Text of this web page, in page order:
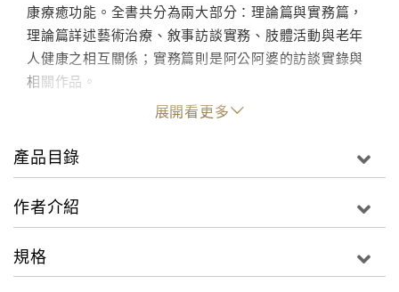
康療癒功能。全書共分為兩大部分：理論篇與實務篇，
理論篇詳述藝術治療、敘事訪談實務、肢體活動與老年
人健康之相互關係；實務篇則是阿公阿婆的訪談實錄與
相關作品。
展開看更多
產品目錄
作者介紹
規格